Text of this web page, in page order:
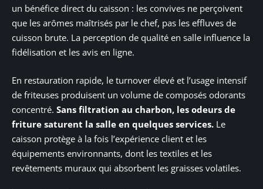
un bénéfice direct du caisson : les convives ne perçoivent
que les arômes maîtrisés par le chef, pas les effluves de
cuisson brute. La perception de qualité en salle influence la
fidélisation et les avis en ligne.
En restauration rapide, le turnover élevé et l’usage intensif
de friteuses produisent un volume de composés odorants
concentré. Sans filtration au charbon, les odeurs de
friture saturent la salle en quelques services. Le
caisson protège à la fois l’expérience client et les
équipements environnants, dont les textiles et les
revêtements muraux qui absorbent les graisses volatiles.